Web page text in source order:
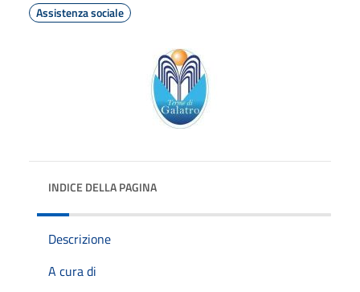
Assistenza sociale
INDICE DELLA PAGINA
Descrizione
A cura di